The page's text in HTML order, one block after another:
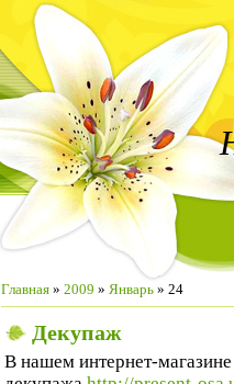
Главная » 2009 » Январь » 24
Декупаж
В нашем интернет-